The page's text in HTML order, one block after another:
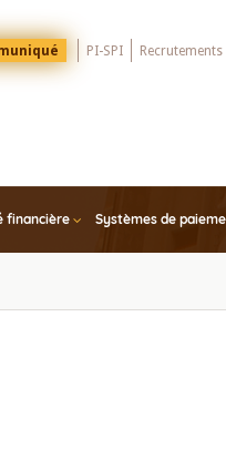
PI-SPI Recrutements
financière Systèmes de